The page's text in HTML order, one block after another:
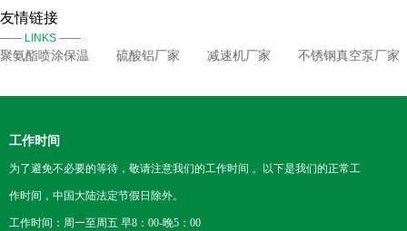
友情链接
—— LINKS ——
聚氨酯喷涂保温 硫酸铝厂家 减速机厂家 不锈钢真空泵厂家
工作时间
为了避免不必要的等待，敬请注意我们的工作时间 。以下是我们的正常工
作时间，中国大陆法定节假日除外。
工作时间：周一至周五 早8：00-晚5：00